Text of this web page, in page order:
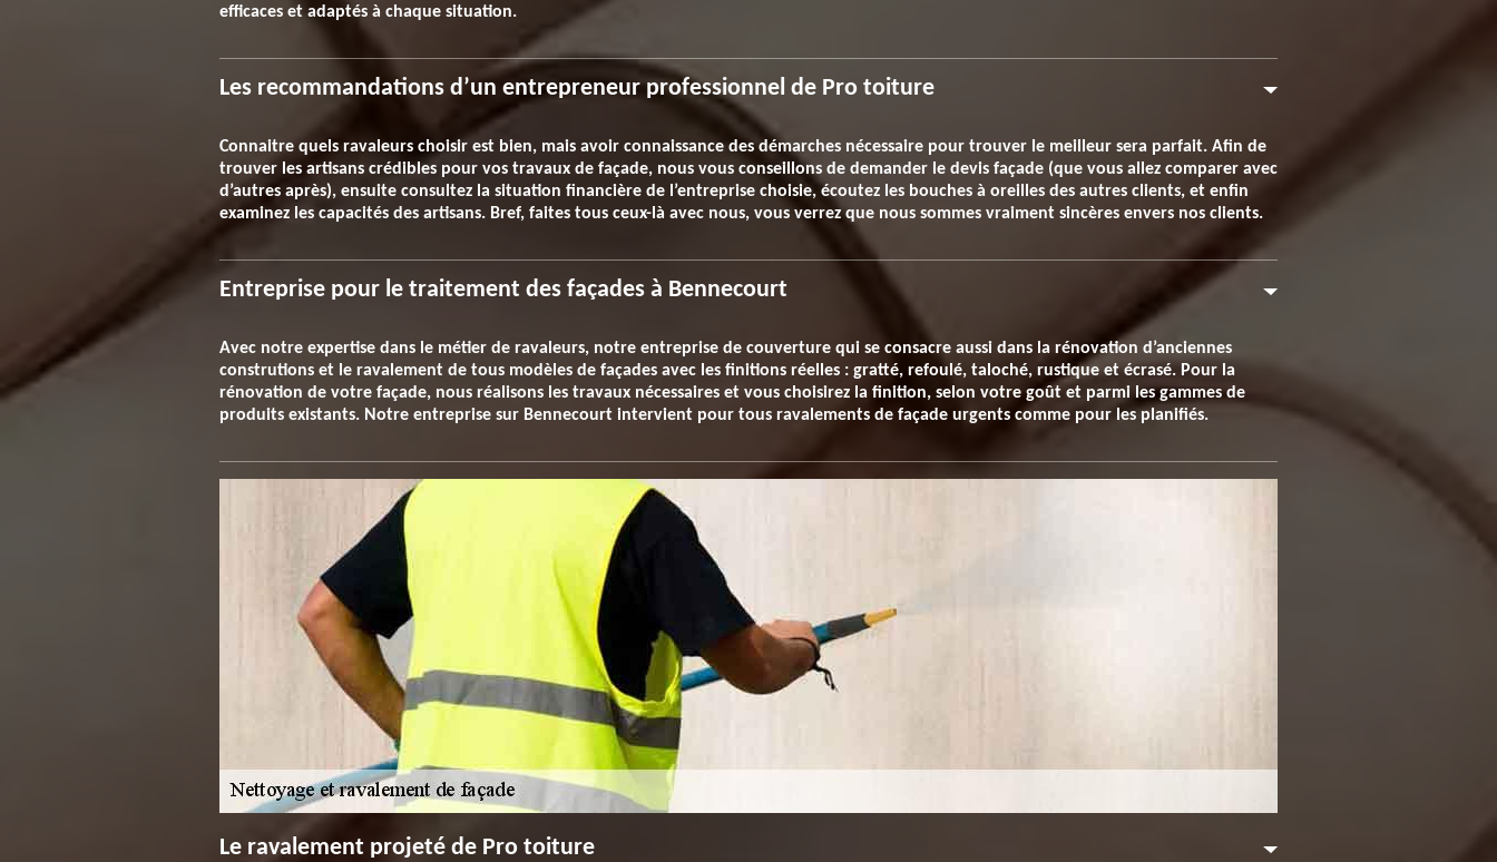
efficaces et adaptés à chaque situation.
Les recommandations d’un entrepreneur professionnel de Pro toiture
Connaitre quels ravaleurs choisir est bien, mais avoir connaissance des démarches nécessaire pour trouver le meilleur sera parfait. Afin de
trouver les artisans crédibles pour vos travaux de façade, nous vous conseillons de demander le devis façade (que vous allez comparer avec
d’autres après), ensuite consultez la situation financière de l’entreprise choisie, écoutez les bouches à oreilles des autres clients, et enfin
examinez les capacités des artisans. Bref, faites tous ceux-là avec nous, vous verrez que nous sommes vraiment sincères envers nos clients.
Entreprise pour le traitement des façades à Bennecourt
Avec notre expertise dans le métier de ravaleurs, notre entreprise de couverture qui se consacre aussi dans la rénovation d’anciennes
construtions et le ravalement de tous modèles de façades avec les finitions réelles : gratté, refoulé, taloché, rustique et écrasé. Pour la
rénovation de votre façade, nous réalisons les travaux nécessaires et vous choisirez la finition, selon votre goût et parmi les gammes de
produits existants. Notre entreprise sur Bennecourt intervient pour tous ravalements de façade urgents comme pour les planifiés.
Le ravalement projeté de Pro toiture